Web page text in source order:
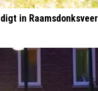
in Raamsdonksveer